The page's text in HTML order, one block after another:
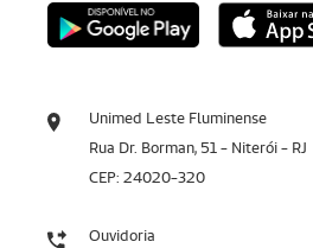
Unimed Leste Fluminense
Rua Dr. Borman, 51 - Niterói - RJ
CEP: 24020-320
Ouvidoria